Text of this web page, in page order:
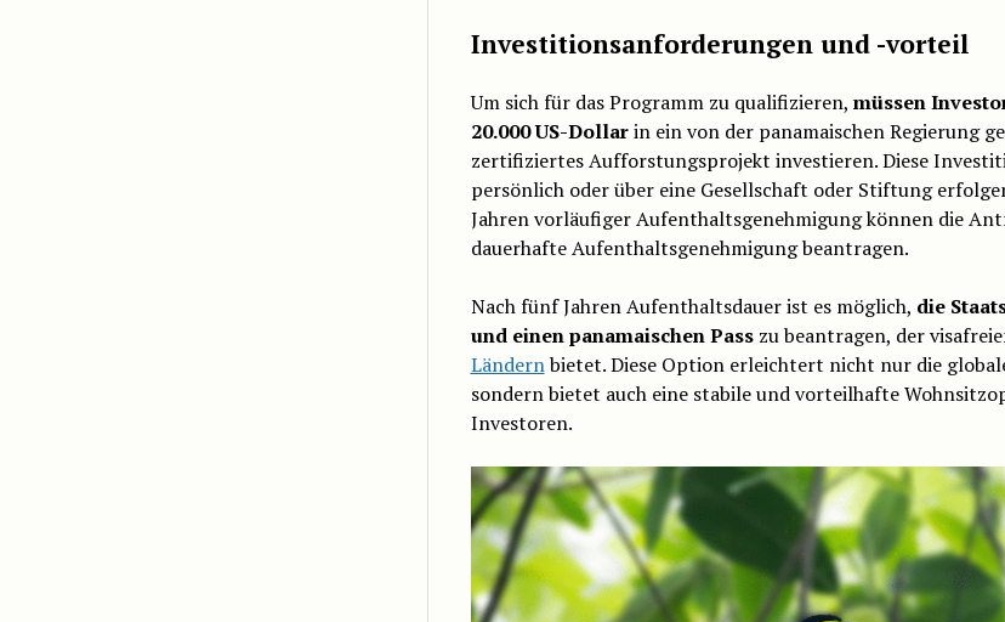
Investitionsanforderungen und -vorteil
Um sich für das Programm zu qualifizieren, müssen
20.000 US-Dollarin ein von der panamaischen Regierung
zertifiziertes Aufforstungsprojekt investieren. Diese
persönlich oder über eine Gesellschaft oder Stiftung
Jahren vorläufiger Aufenthaltsgenehmigung können die
dauerhafte Aufenthaltsgenehmigung beantragen.
Nach fünf Jahren Aufenthaltsdauer ist es möglich, die
und einen panamaischen Passzu beantragen, der
Ländernbietet. Diese Option erleichtert nicht nur die
sondern bietet auch eine stabile und vorteilhafte
Investoren.